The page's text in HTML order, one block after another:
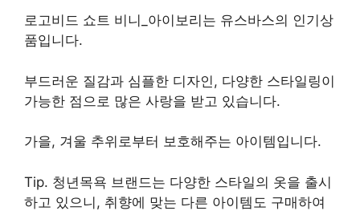
로고비드 쇼트 비니_아이보리는 유스바스의 인기상
품입니다.
부드러운 질감과 심플한 디자인, 다양한 스타일링이
가능한 점으로 많은 사랑을 받고 있습니다.
가을, 겨울 추위로부터 보호해주는 아이템입니다.
Tip. 청년목욕 브랜드는 다양한 스타일의 옷을 출시
하고 있으니, 취향에 맞는 다른 아이템도 구매하여